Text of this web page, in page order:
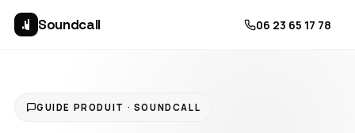
Soundcall 06 23 65 17 78
GUIDE PRODUIT · SOUNDCALL